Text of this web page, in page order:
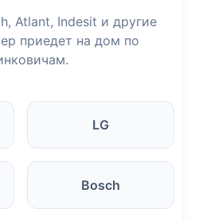
Atlant, Indesit и другие
приедет на дом по
LG
Bosch